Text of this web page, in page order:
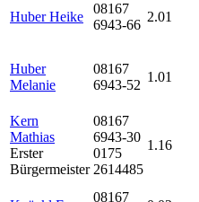
Huber Heike
08167
6943-66
2.01
Huber
Melanie
08167
6943-52
1.01
Kern
Mathias
Erster
Bürgermeister
08167
6943-30
0175
2614485
1.16
08167